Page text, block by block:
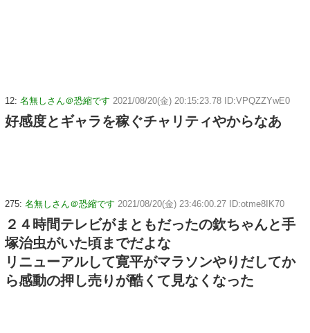
12: 名無しさん＠恐縮です 2021/08/20(金) 20:15:23.78 ID:VPQZZYwE0
好感度とギャラを稼ぐチャリティやからなあ
275: 名無しさん＠恐縮です 2021/08/20(金) 23:46:00.27 ID:otme8IK70
２４時間テレビがまともだったの欽ちゃんと手
塚治虫がいた頃までだよな
リニューアルして寛平がマラソンやりだしてか
ら感動の押し売りが酷くて見なくなった